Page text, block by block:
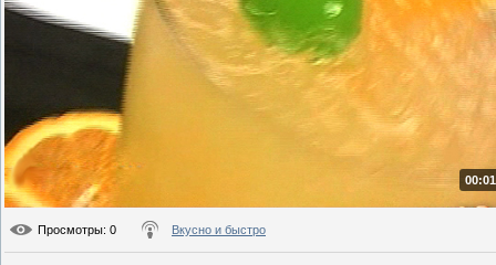
Просмотры: 0 Вкусно и быстро